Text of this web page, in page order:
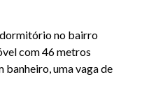
no bairro
com 46 metros
uma vaga de